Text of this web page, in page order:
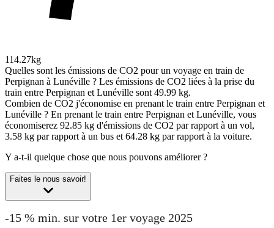
114.27kg
Quelles sont les émissions de CO2 pour un voyage en train de
Perpignan à Lunéville ? Les émissions de CO2 liées à la prise du
train entre Perpignan et Lunéville sont 49.99 kg.
Combien de CO2 j'économise en prenant le train entre Perpignan et
Lunéville ? En prenant le train entre Perpignan et Lunéville, vous
économiserez 92.85 kg d'émissions de CO2 par rapport à un vol,
3.58 kg par rapport à un bus et 64.28 kg par rapport à la voiture.
Y a-t-il quelque chose que nous pouvons améliorer ?
Faites le nous savoir!
-15 % min. sur votre 1er voyage 2025